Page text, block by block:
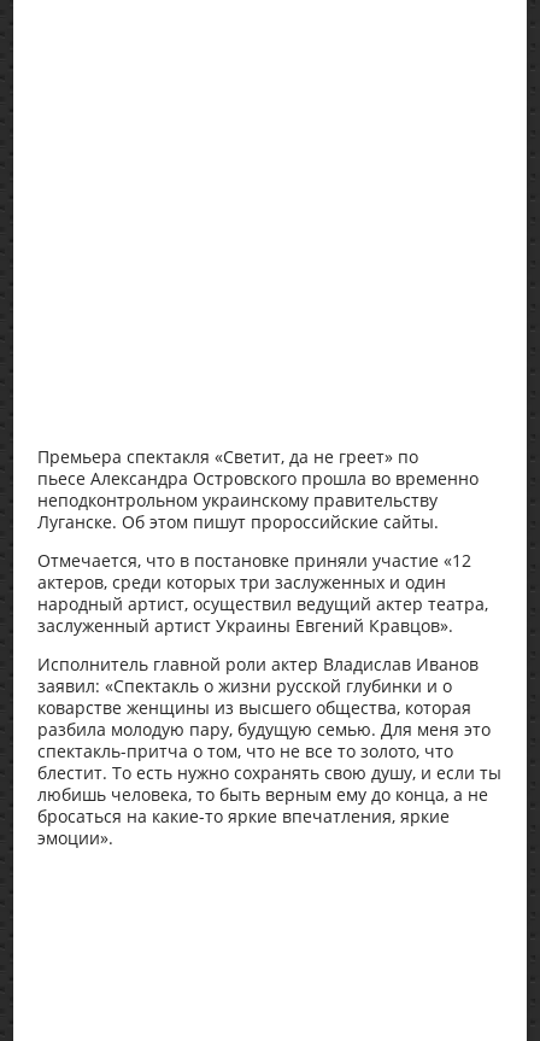
Премьера спектакля «Светит, да не греет» по
пьесе Александра Островского прошла во временно
неподконтрольном украинскому правительству
Луганске. Об этом пишут пророссийские сайты.
Отмечается, что в постановке приняли участие «12
актеров, среди которых три заслуженных и один
народный артист, осуществил ведущий актер театра,
заслуженный артист Украины Евгений Кравцов».
Исполнитель главной роли актер Владислав Иванов
заявил: «Спектакль о жизни русской глубинки и о
коварстве женщины из высшего общества, которая
разбила молодую пару, будущую семью. Для меня это
спектакль-притча о том, что не все то золото, что
блестит. То есть нужно сохранять свою душу, и если ты
любишь человека, то быть верным ему до конца, а не
бросаться на какие-то яркие впечатления, яркие
эмоции».